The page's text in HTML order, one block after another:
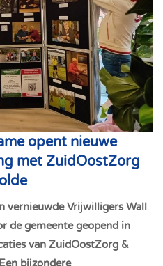
opent nieuwe
met ZuidOostZorg
vernieuwde Vrijwilligers Wall
de gemeente geopend in
van ZuidOostZorg &
bijzondere